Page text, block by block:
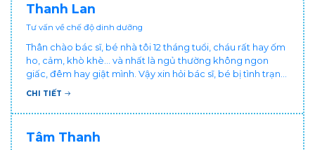
Thanh Lan
Tư vấn về chế độ dinh dưỡng
Thân chào bác sĩ, bé nhà tôi 12 tháng tuổi, cháu rất hay ốm
ho, cảm, khò khè... và nhất là ngủ thường không ngon
giấc, đêm hay giật mình. Vậy xin hỏi bác sĩ, bé bị tình trạng
vậy nên làm sao để con khỏe mạnh và ngủ ngon giấc hơn
chăm cháu hay ốm ạ?. Cảm ơn bác sĩ.
CHI TIẾT
Tâm Thanh